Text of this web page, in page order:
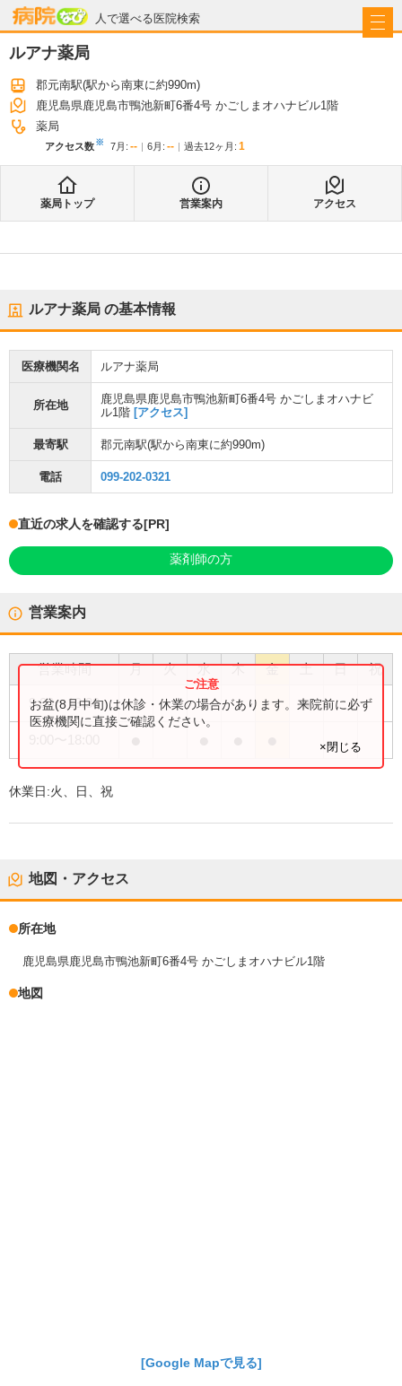
人で選べる医院検索
病院なび
ルアナ薬局
郡元南駅(駅から南東に約990m)
鹿児島県鹿児島市鴨池新町6番4号 かごしまオハナビル1階
薬局
アクセス数※ 7月 : -- 6月 : -- 過去12ヶ月: 1
薬局トップ 営業案内 アクセス
ルアナ薬局 の基本情報
医療機関名 ルアナ薬局
所在地
鹿児島県鹿児島市鴨池新町6番4号 かごしまオハナビ
ル1階 [アクセス]
最寄駅 郡元南駅(駅から南東に約990m)
電話 099-202-0321
直近の求人を確認する[PR]
薬剤師の方
営業案内
営業時間 月 火 水 木 金 土 日 祝
9:00〜 13:30 ●
お盆(8月中旬)は休診・休業の場合があります。来院前に必ず
医療機関に直接ご確認ください。
×閉じる
休業日:火、日、祝
地図・アクセス
所在地
鹿児島県鹿児島市鴨池新町6番4号 かごしまオハナビル1階
地図
[Google Mapで見る]